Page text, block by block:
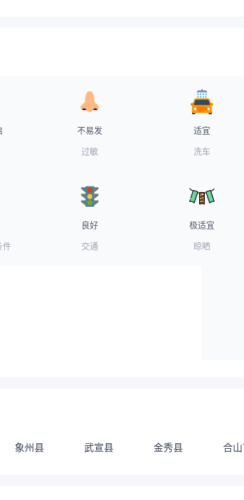
不易发
过敏
适宜
洗车
件
良好
交通
极适宜
晾晒
象州县 武宣县 金秀县 合